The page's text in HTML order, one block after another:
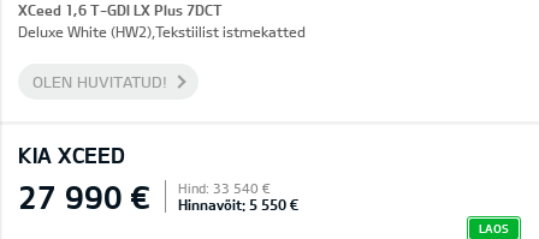
XCeed 1,6 T-GDI LX Plus 7DCT
Deluxe White (HW2),Tekstiilist istmekatted
OLEN HUVITATUD!
KIA XCEED
27 990 € Hind: 33 540 €
Hinnavõit: 5 550 €
LAOS